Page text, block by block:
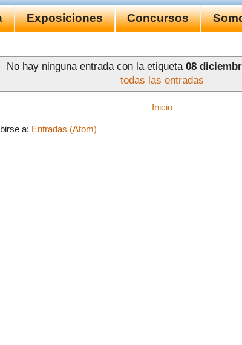
Exposiciones Concursos
No hay ninguna entrada con la etiqueta 08
todas las entradas
Inicio
a: Entradas (Atom)